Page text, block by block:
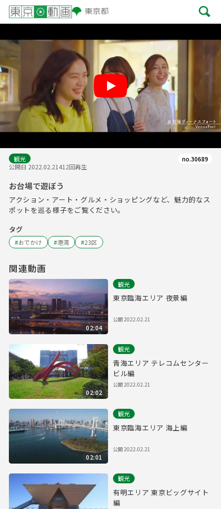
Play
観光
公開日 2022.02.21412回再生
no.30689
お台場で遊ぼう
アクション・アート・グルメ・ショッピングなど、魅力的なス
ポットを巡る様子をご覧ください。
タグ
#おでかけ #港湾 #23区
関連動画
02:04
観光
東京臨海エリア 夜景編
公開2022.02.21
02:02
観光
青海エリア テレコムセンター
ビル編
公開2022.02.21
02:01
観光
東京臨海エリア 海上編
公開2022.02.21
観光
有明エリア 東京ビッグサイト
編